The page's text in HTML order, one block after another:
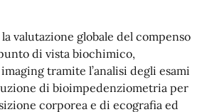
valutazione globale del compenso
di vista biochimico,
tramite l’analisi degli esami
di bioimpedenziometria per
corporea e di ecografia ed